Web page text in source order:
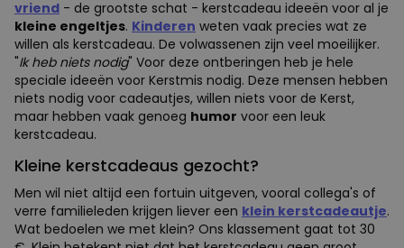
vriend - de grootste schat - kerstcadeau ideeën voor al je
kleine engeltjes. Kinderen weten vaak precies wat ze
willen als kerstcadeau. De volwassenen zijn veel moeilijker.
"Ik heb niets nodig" Voor deze ontberingen heb je hele
speciale ideeën voor Kerstmis nodig. Deze mensen hebben
niets nodig voor cadeautjes, willen niets voor de Kerst,
maar hebben vaak genoeg humor voor een leuk
kerstcadeau.
Kleine kerstcadeaus gezocht?
Men wil niet altijd een fortuin uitgeven, vooral collega's of
verre familieleden krijgen liever een klein kerstcadeautje.
Wat bedoelen we met klein? Ons klassement gaat tot 30